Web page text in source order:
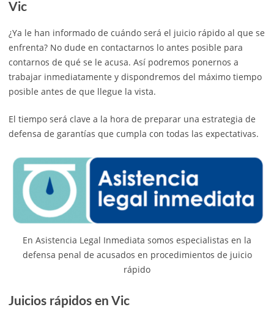
Vic
¿Ya le han informado de cuándo será el juicio rápido al que se
enfrenta? No dude en contactarnos lo antes posible para
contarnos de qué se le acusa. Así podremos ponernos a
trabajar inmediatamente y dispondremos del máximo tiempo
posible antes de que llegue la vista.
El tiempo será clave a la hora de preparar una estrategia de
defensa de garantías que cumpla con todas las expectativas.
En Asistencia Legal Inmediata somos especialistas en la
defensa penal de acusados en procedimientos de juicio
rápido
Juicios rápidos en Vic